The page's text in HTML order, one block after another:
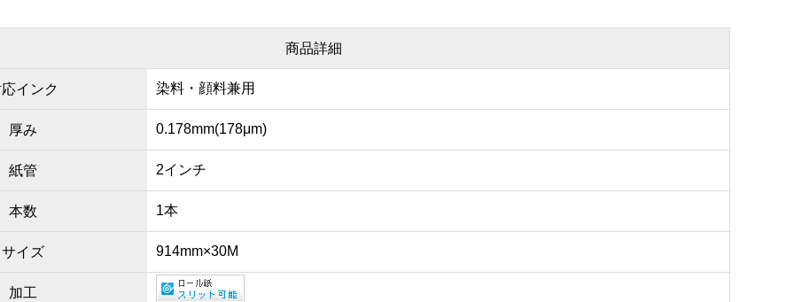
商品詳細
インク 染料・顔料兼用
厚み 0.178mm(178μm)
紙管 2インチ
本数 1本
サイズ 914mm×30M
加工